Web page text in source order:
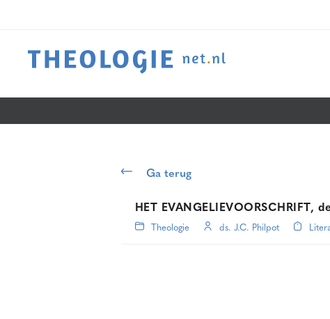
Ga terug
HET EVANGELIEVOORSCHRIFT,
Theologie ds. J.C. Philpot